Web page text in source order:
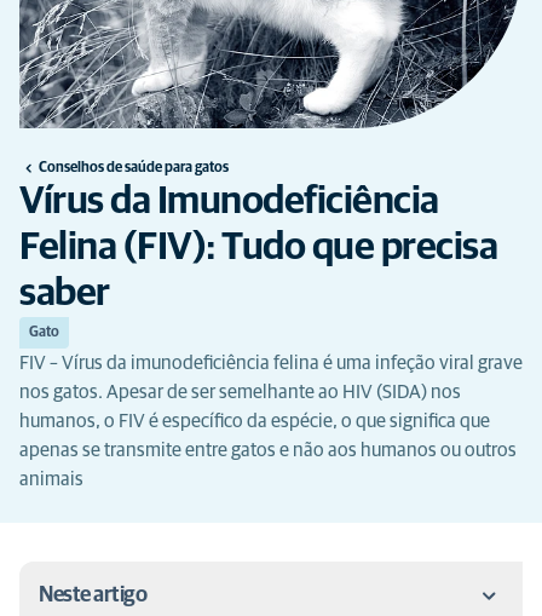
Conselhos de saúde para gatos
Vírus da Imunodeficiência
Felina (FIV): Tudo que precisa
saber
Gato
FIV – Vírus da imunodeficiência felina é uma infeção viral grave
nos gatos. Apesar de ser semelhante ao HIV (SIDA) nos
humanos, o FIV é específico da espécie, o que significa que
apenas se transmite entre gatos e não aos humanos ou outros
animais
Neste artigo